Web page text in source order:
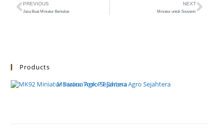
PREVIOUS
Jasa Buat Miniatur Berkelas
NEXT
Miniatur untuk Souvenir
Products
Miniatur Truk PT Sarana Agro Sejahtera